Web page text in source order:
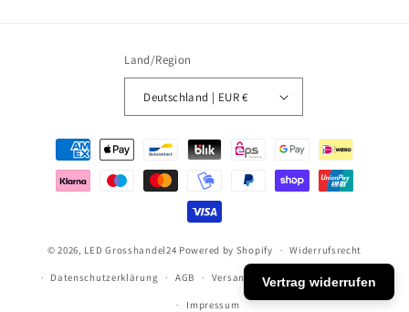
Land/Region
Deutschland | EUR €
Zahlungsmethoden
© 2026, LED Grosshandel24 Powered by Shopify Widerrufsrecht
Datenschutzerklärung AGB Versand Kontaktinformationen
Impressum
Vertrag widerrufen